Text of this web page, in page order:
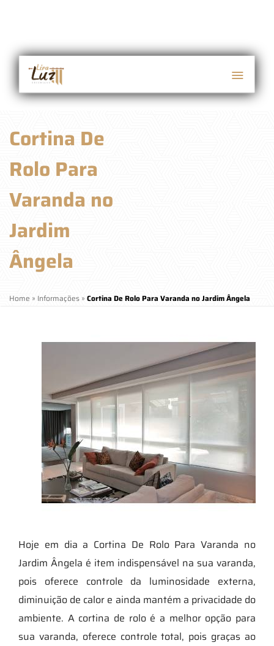
Cortina De
Rolo Para
Varanda no
Jardim
Ângela
Home » Informações » Cortina De Rolo Para Varanda no Jardim Ângela
Hoje em dia a Cortina De Rolo Para Varanda no
Jardim Ângela é item indispensável na sua varanda,
pois oferece controle da luminosidade externa,
diminuição de calor e ainda mantém a privacidade do
ambiente. A cortina de rolo é a melhor opção para
sua varanda, oferece controle total, pois graças ao